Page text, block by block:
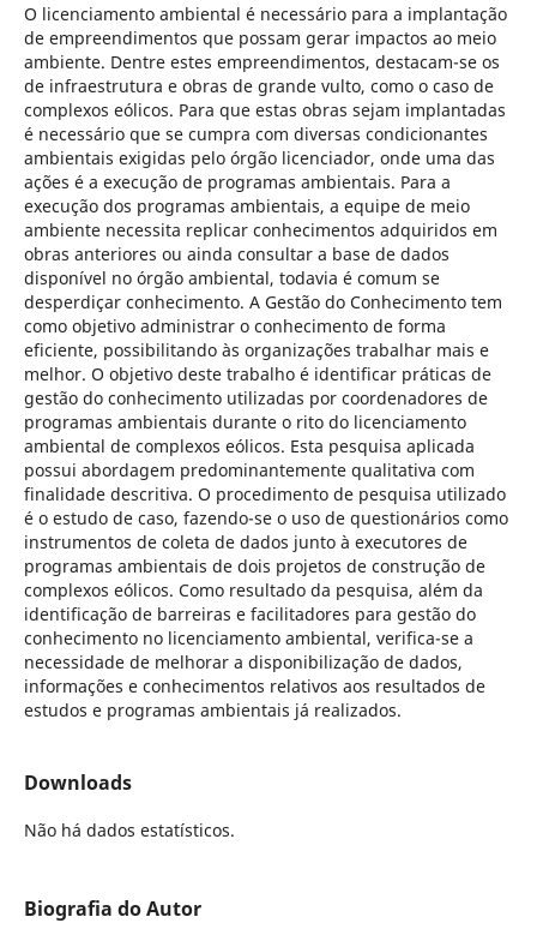
O licenciamento ambiental é necessário para a implantação
de empreendimentos que possam gerar impactos ao meio
ambiente. Dentre estes empreendimentos, destacam-se os
de infraestrutura e obras de grande vulto, como o caso de
complexos eólicos. Para que estas obras sejam implantadas
é necessário que se cumpra com diversas condicionantes
ambientais exigidas pelo órgão licenciador, onde uma das
ações é a execução de programas ambientais. Para a
execução dos programas ambientais, a equipe de meio
ambiente necessita replicar conhecimentos adquiridos em
obras anteriores ou ainda consultar a base de dados
disponível no órgão ambiental, todavia é comum se
desperdiçar conhecimento. A Gestão do Conhecimento tem
como objetivo administrar o conhecimento de forma
eficiente, possibilitando às organizações trabalhar mais e
melhor. O objetivo deste trabalho é identificar práticas de
gestão do conhecimento utilizadas por coordenadores de
programas ambientais durante o rito do licenciamento
ambiental de complexos eólicos. Esta pesquisa aplicada
possui abordagem predominantemente qualitativa com
finalidade descritiva. O procedimento de pesquisa utilizado
é o estudo de caso, fazendo-se o uso de questionários como
instrumentos de coleta de dados junto à executores de
programas ambientais de dois projetos de construção de
complexos eólicos. Como resultado da pesquisa, além da
identificação de barreiras e facilitadores para gestão do
conhecimento no licenciamento ambiental, verifica-se a
necessidade de melhorar a disponibilização de dados,
informações e conhecimentos relativos aos resultados de
estudos e programas ambientais já realizados.
Downloads
Não há dados estatísticos.
Biografia do Autor